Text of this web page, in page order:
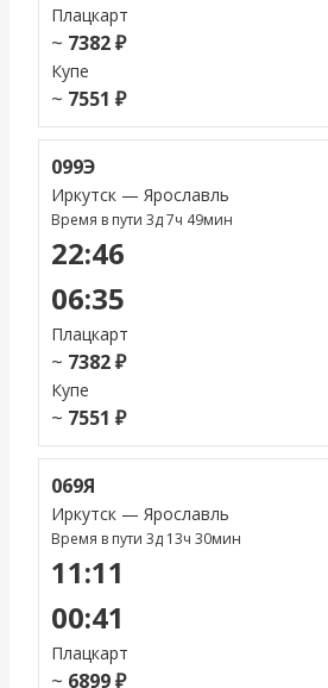
Плацкарт
~ 7382 ₽
Купе
~ 7551 ₽
099Э
Иркутск — Ярославль
Время в пути 3д 7ч 49мин
22:46
06:35
Плацкарт
~ 7382 ₽
Купе
~ 7551 ₽
069Я
Иркутск — Ярославль
Время в пути 3д 13ч 30мин
11:11
00:41
Плацкарт
~ 6899 ₽